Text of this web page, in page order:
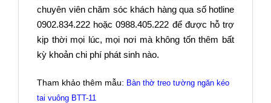
chuyên viên chăm sóc khách hàng qua số hotline
0902.834.222 hoặc 0988.405.222 để được hỗ trợ
kịp thời mọi lúc, mọi nơi mà không tốn thêm bất
kỳ khoản chi phí phát sinh nào.
Tham khảo thêm mẫu: Bàn thờ treo tường ngăn kéo
tai vuông BTT-11